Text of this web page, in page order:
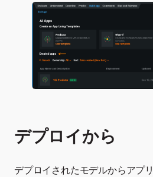
デプロイから
デプロイされたモデルからアプ